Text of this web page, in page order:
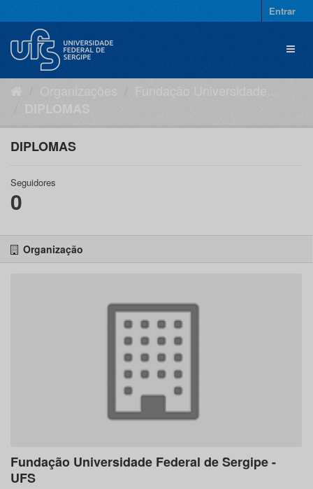
para
conteúdo
Entrar
DIPLOMAS
Seguidores
0
Organização
Fundação Universidade Federal de Sergipe -
UFS